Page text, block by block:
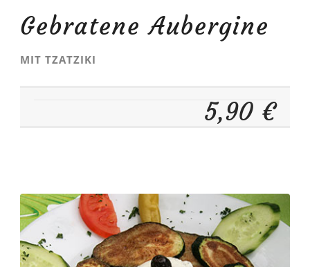
Gebratene Aubergine
MIT TZATZIKI
5,90 €